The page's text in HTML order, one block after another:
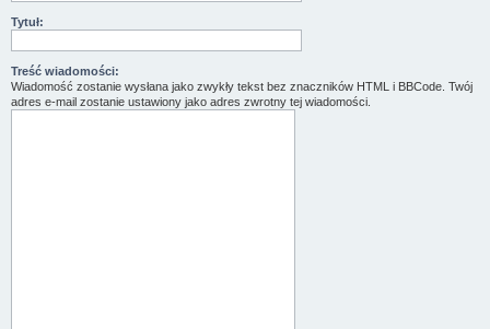
Tytuł:
Treść wiadomości:
Wiadomość zostanie wysłana jako zwykły tekst bez znaczników HTML i BBCode. Twój
adres e-mail zostanie ustawiony jako adres zwrotny tej wiadomości.